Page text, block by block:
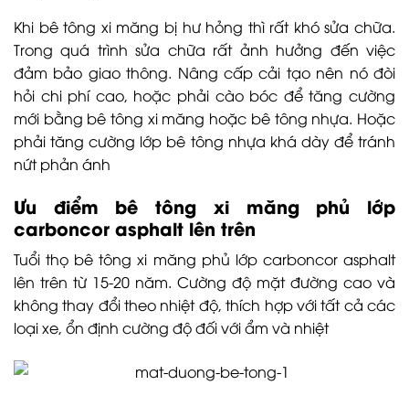
Khi bê tông xi măng bị hư hỏng thì rất khó sửa chữa.
Trong quá trình sửa chữa rất ảnh hưởng đến việc
đảm bảo giao thông. Nâng cấp cải tạo nên nó đòi
hỏi chi phí cao, hoặc phải cào bóc để tăng cường
mới bằng bê tông xi măng hoặc bê tông nhựa. Hoặc
phải tăng cường lớp bê tông nhựa khá dày để tránh
nứt phản ánh
Ưu điểm bê tông xi măng phủ lớp
carboncor asphalt lên trên
Tuổi thọ bê tông xi măng phủ lớp carboncor asphalt
lên trên từ 15-20 năm. Cường độ mặt đường cao và
không thay đổi theo nhiệt độ, thích hợp với tất cả các
loại xe, ổn định cường độ đối với ẩm và nhiệt